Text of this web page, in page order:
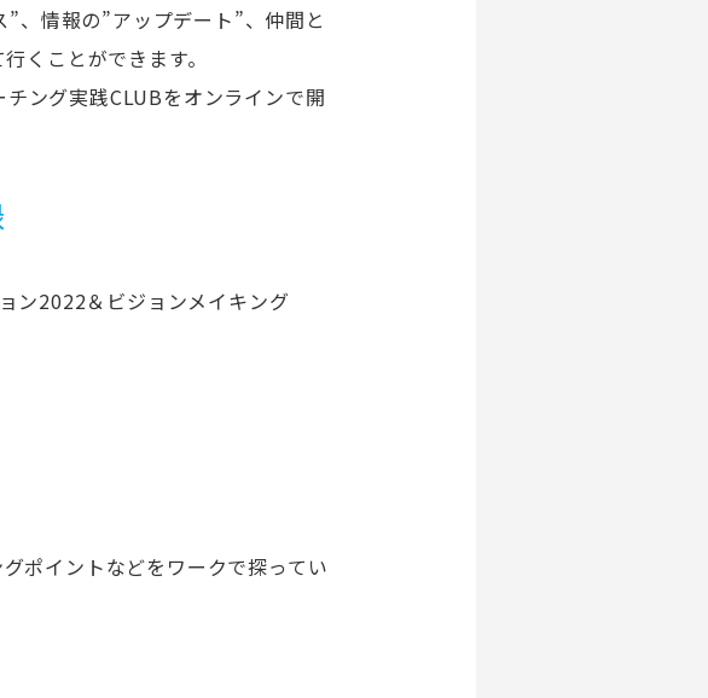
、情報の”アップデート”、仲間と
くことができます。
ング実践CLUBをオンラインで開
ン2022＆ビジョンメイキング
ポイントなどをワークで探ってい